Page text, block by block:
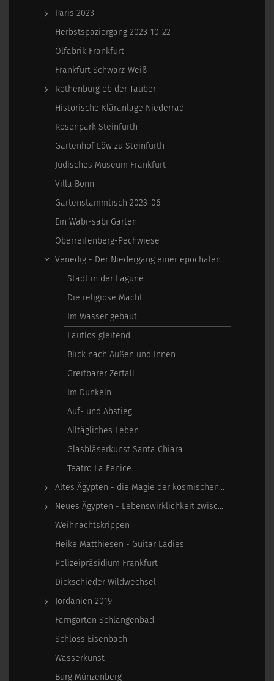
Paris 2023
Herbstspaziergang 2023-10-22
Ölfabrik Frankfurt
Frankfurt Schwarz-Weiß
Rothenburg ob der Tauber
Historische Kläranlage Niederrad
Rosenpark Steinfurth
Gartenhof Löw zu Steinfurth
Jüdisches Museum Frankfurt
Villa Bonn
Gartenstammtisch 2023-06
Ein Wabi-sabi Garten
Oberreifenberg-Pechwiese
Venedig - Der Niedergang einer epochalen Macht
Stadt in der Lagune
Die religiöse Macht
Im Wasser gebaut
Lautlos gleitend
Blick nach Außen und Innen
Greifbarer Zerfall
Im Dunkeln
Auf- und Abstieg
Alltägliches Leben
Glasbläserkunst Santa Chiara
Teatro La Fenice
Altes Ägypten - die Magie der kosmischen…
Neues Ägypten - Lebenswirklichkeit zwischen…
Weihnachtskrippen
Heike Matthiesen - Guitar Ladies
Polizeipräsidium Frankfurt
Dickschieder Wildwechsel
Jordanien 2019
Farngarten Schlangenbad
Schloss Eisenbach
Wasserkunst
Burg Münzenberg